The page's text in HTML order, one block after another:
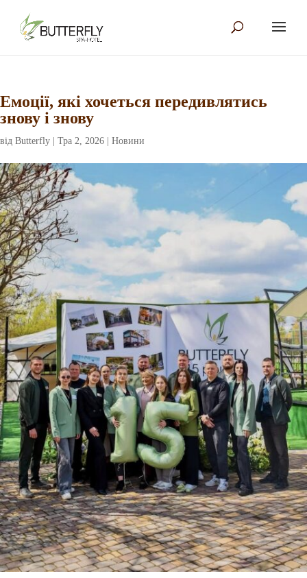
Емоції, які хочеться передивлятись
знову і знову
від Butterfly Тра 2, 2026 Новини